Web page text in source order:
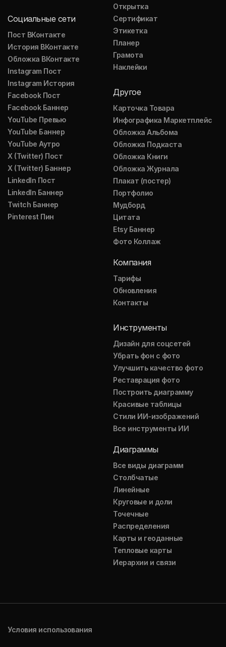
Социальные сети
Пост ВКонтакте
История ВКонтакте
Обложка ВКонтакте
Instagram Пост
Instagram История
Facebook Пост
Facebook Баннер
YouTube Превью
YouTube Баннер
YouTube Аутро
X (Twitter) Пост
X (Twitter) Баннер
LinkedIn Пост
LinkedIn Баннер
Twitch Баннер
Pinterest Пин
Открытка
Сертификат
Этикетка
Планер
Грамота
Наклейки
Другое
Карточка Товара
Инфографика Маркетплейс
Обложка Альбома
Обложка Подкаста
Обложка Книги
Обложка Журнала
Плакат (постер)
Портфолио
Мудборд
Цитата
Etsy Баннер
Фото Коллаж
Компания
Тарифы
Обновления
Контакты
Инструменты
Дизайн для соцсетей
Убрать фон с фото
Улучшить качество фото
Реставрация фото
Построить диаграмму
Красивые таблицы
Стили ИИ-изображений
Все инструменты ИИ
Диаграммы
Все виды диаграмм
Столбчатые
Линейные
Круговые и доли
Точечные
Распределения
Карты и геоданные
Тепловые карты
Иерархии и связи
Условия использования